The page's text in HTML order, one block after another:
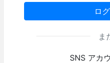
ロ
ま
SNS アカ